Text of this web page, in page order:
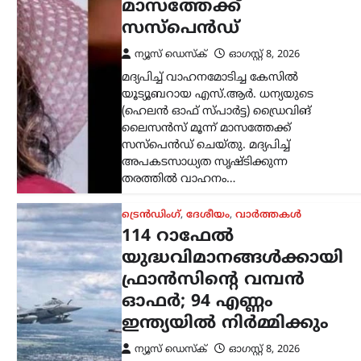
ഓഫർ; 94 എണ്ണം
ഇന്ത്യയിൽ നിർമ്മിക്കും
ന്യൂസ് ഡെസ്ക് ഓഗസ്റ്റ്‌ 8, 2026
ഇന്ത്യൻ വ്യോമസേനയുടെ ശക്തി
വർധിപ്പിക്കുന്നതിന് നിർണായകമായ
നീക്കമായി 114 റാഫേൽ
യുദ്ധവിമാനങ്ങൾ വാങ്ങാനുള്ള
പദ്ധതിയിൽ ഇന്ത്യയിൽ തന്നെ 94
വിമാനങ്ങൾ നിർമ്മിക്കാൻ ഫ്രാൻസ്
സന്നദ്ധത അറിയിച്ചു. ഇതുസംബന്ധിച്ച…
അന്താരാഷ്ട്രം,ട്രെൻഡിംഗ്,ലേറ്റസ്റ്റ് ന്യൂസ്
ഇന്ത്യക്കും ചൈനക്കും
തിരിച്ചടി; റഷ്യൻ എണ്ണ
വാങ്ങുന്ന രാജ്യങ്ങൾക്ക്
100% വരെ തീരുവ;
നിർണായക ബില്ലിന്
യുഎസ് സെനറ്റ്